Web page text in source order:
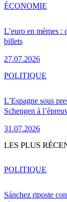
L’euro en mèmes :
billets
27.07.2026
ÉCONOMIE
L’Espagne sous
Schengen à
31.07.2026
POLITIQUE
LES PLUS
Sánchez riposte
POLITIQUE